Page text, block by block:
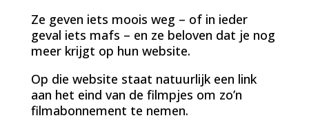
Ze geven iets moois weg – of in ieder
geval iets mafs – en ze beloven dat je nog
meer krijgt op hun website.
Op die website staat natuurlijk een link
aan het eind van de filmpjes om zo’n
filmabonnement te nemen.